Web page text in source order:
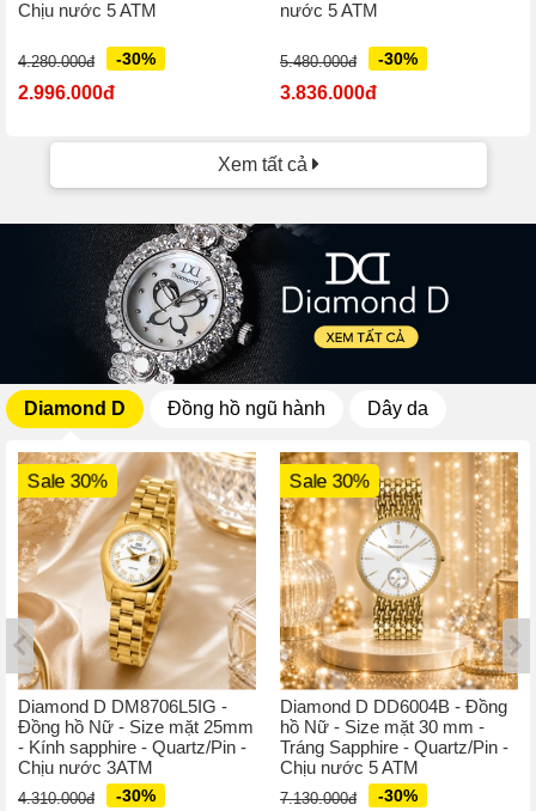
Chịu nước 5 ATM
4.280.000đ -30%
2.996.000đ
nước 5 ATM
5.480.000đ -30%
3.836.000đ
Xem tất cả
Diamond D Đồng hồ ngũ hành Dây da
Sale 30%
Diamond D DM8706L5IG -
Đồng hồ Nữ - Size mặt 25mm
- Kính sapphire - Quartz/Pin -
Chịu nước 3ATM
4.310.000đ -30%
Sale 30%
Diamond D DD6004B - Đồng
hồ Nữ - Size mặt 30 mm -
Tráng Sapphire - Quartz/Pin -
Chịu nước 5 ATM
7.130.000đ -30%